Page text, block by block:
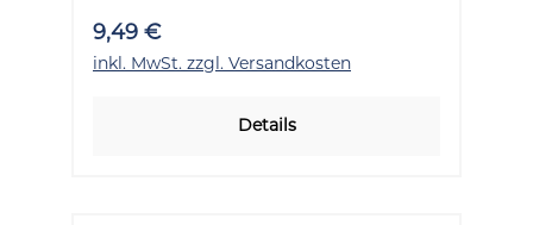
9,49 €
inkl. MwSt. zzgl. Versandkosten
Details